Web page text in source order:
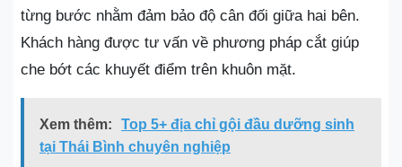
từng bước nhằm đảm bảo độ cân đối giữa hai bên.
Khách hàng được tư vấn về phương pháp cắt giúp
che bớt các khuyết điểm trên khuôn mặt.
Xem thêm:
Top 5+ địa chỉ gội đầu dưỡng sinh
tại Thái Bình chuyên nghiệp